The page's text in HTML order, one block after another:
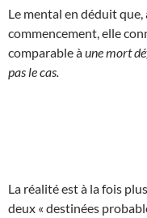
Le mental en déduit
commencement, elle
comparable àune mort
pas le cas.
La réalité est à la fois
deux « destinées